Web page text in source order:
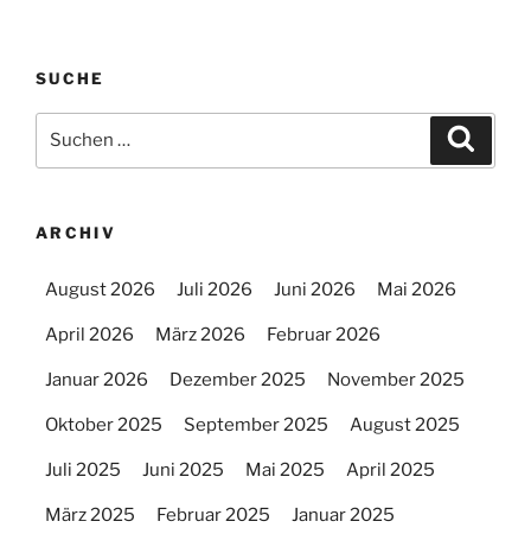
SUCHE
nach:
ARCHIV
August 2026 Juli 2026 Juni 2026 Mai 2026
April 2026 März 2026 Februar 2026
Januar 2026 Dezember 2025 November 2025
Oktober 2025 September 2025 August 2025
Juli 2025 Juni 2025 Mai 2025 April 2025
März 2025 Februar 2025 Januar 2025